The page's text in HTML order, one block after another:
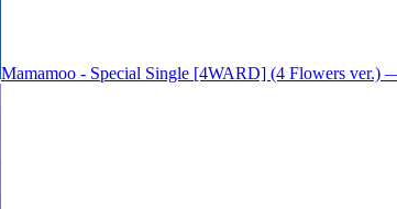
Mamamoo - Special Single [4WARD] (4 Flowers ver.)